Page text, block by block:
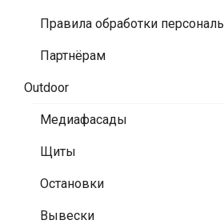
Правила обработки
Партнёрам
Outdoor
Медиафасады
Щиты
Остановки
Вывески